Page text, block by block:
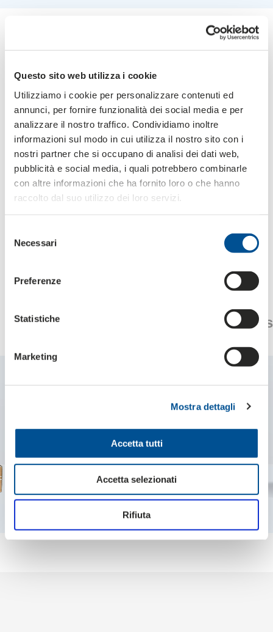
Questo sito web utilizza i cookie
Utilizziamo i cookie per personalizzare contenuti ed
annunci, per fornire funzionalità dei social media e per
analizzare il nostro traffico. Condividiamo inoltre
informazioni sul modo in cui utilizza il nostro sito con i
nostri partner che si occupano di analisi dei dati web,
pubblicità e social media, i quali potrebbero combinarle
con altre informazioni che ha fornito loro o che hanno
raccolto dal suo utilizzo dei loro servizi.
delNecessari
Preferenze
Statistiche
Marketing
Mostra dettagli
Accetta tutti
Accetta selezionati
Rifiuta
simple
, conçues pour accélérer les opérations
montage pratique, d'une bande adhésive pour une
fermeture et une ouverture rapides par déchirement, ou
d'une double bande adhésive pour refermer l'emballage
et le réutiliser en cas de retour.
Fonctionnelles et réutilisables, ces boîtes sont donc
idéales pour les détaillants en ligne.
boîtes découpées auto-assemblées